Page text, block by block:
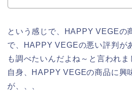
という感じで、HAPPY VEGEの
で、HAPPY VEGEの悪い評判が
も調べたいんだよね～と言われ
自身、HAPPY VEGEの商品に興
が、、、